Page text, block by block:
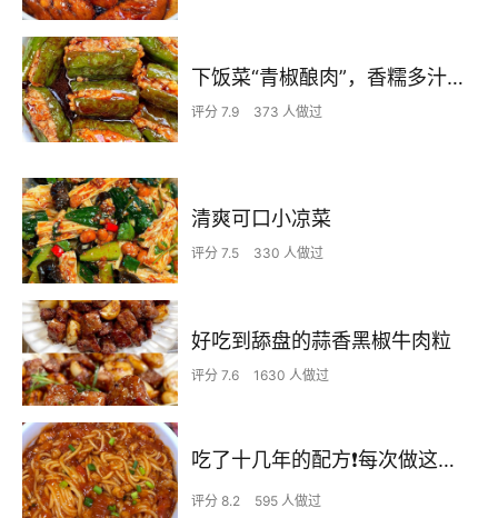
下饭菜“青椒酿肉”，香糯多汁鲜嫩下饭
评分 7.9 373 人做过
清爽可口小凉菜
评分 7.5 330 人做过
好吃到舔盘的蒜香黑椒牛肉粒
评分 7.6 1630 人做过
吃了十几年的配方❗️每次做这至少吃2碗
评分 8.2 595 人做过